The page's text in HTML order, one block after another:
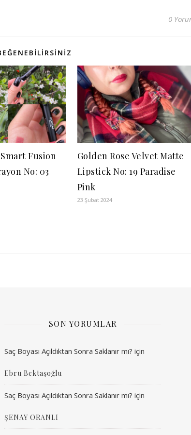
0
Fusion
No: 03
Golden Rose Velvet Matte
Lipstick No: 19 Paradise
Pink
23 Şubat 2024
SON YORUMLAR
Saç Boyası Açıldıktan Sonra Saklanır mı? için
Ebru Bektaşoğlu
Saç Boyası Açıldıktan Sonra Saklanır mı? için
ŞENAY ORANLI